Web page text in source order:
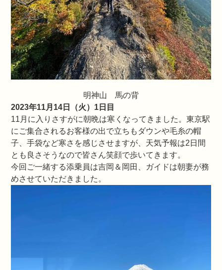
明神山 馬の背
2023年11月14日（火）1日目
11月に入りさすがに朝晩は寒くなってきました。東京駅
にご集合されるお客様の出で立ちもダウンや毛糸の帽
子、手袋など寒さを感じさせますが、天気予報は2日間
とも良さそうなので皆さん笑顔で歩いてきます。
今回ご一緒する添乗員は吉岡＆岡田、ガイドは朝妻が務
めさせていただきました。